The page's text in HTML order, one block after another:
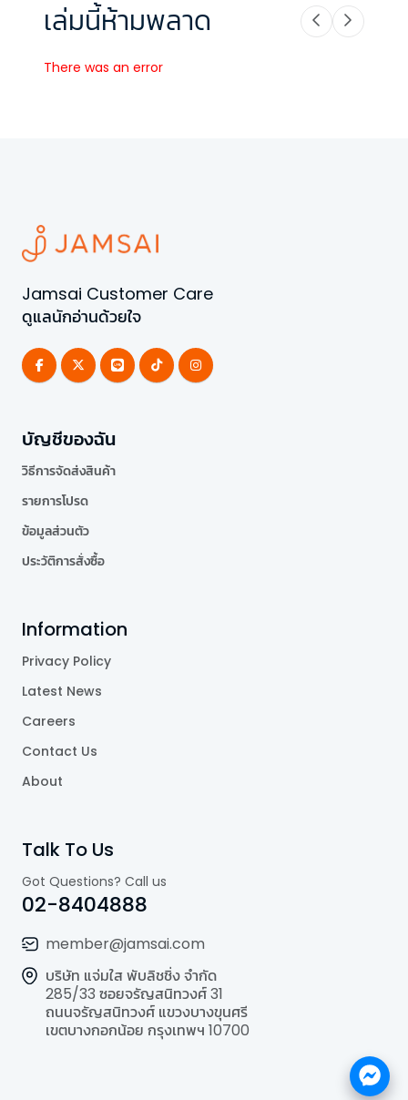
เล่มนี้ห้ามพลาด
There was an error
Jamsai Customer Care
ดูแลนักอ่านด้วยใจ
บัญชีของฉัน
วิธีการจัดส่งสินค้า
รายการโปรด
ข้อมูลส่วนตัว
ประวัติการสั่งซื้อ
Information
Privacy Policy
Latest News
Careers
Contact Us
About
Talk To Us
Got Questions? Call us
02-8404888
member@jamsai.com
บริษัท แจ่มใส พับลิชชิ่ง จำกัด
285/33 ซอยจรัญสนิทวงศ์ 31
ถนนจรัญสนิทวงศ์ แขวงบางขุนศรี
เขตบางกอกน้อย กรุงเทพฯ 10700